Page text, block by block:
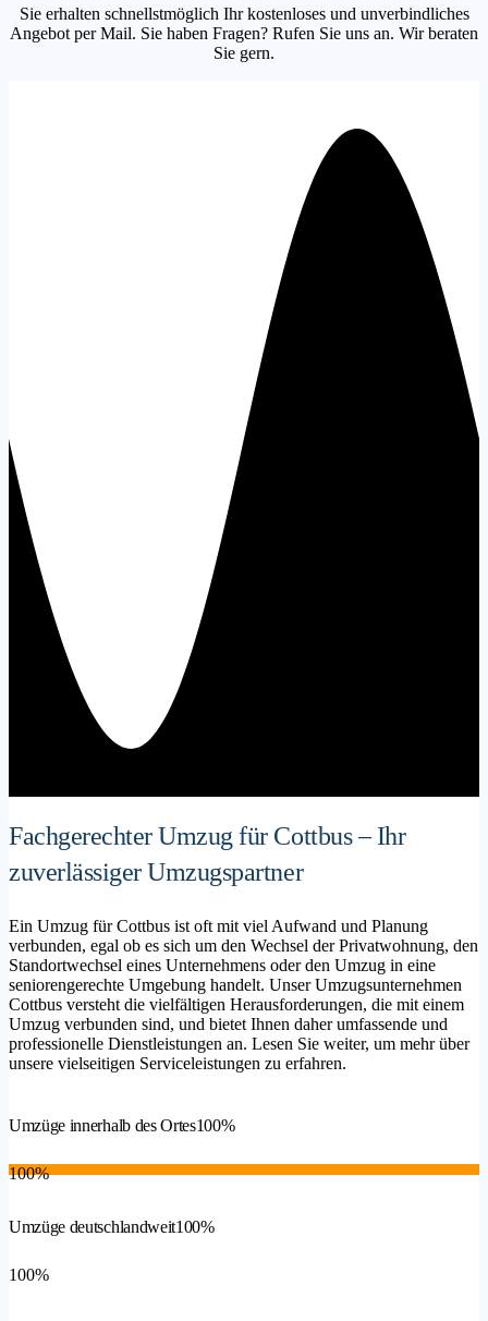
Sie erhalten schnellstmöglich Ihr kostenloses und unverbindliches
Angebot per Mail. Sie haben Fragen? Rufen Sie uns an. Wir beraten
Sie gern.
Fachgerechter Umzug für Cottbus – Ihr
zuverlässiger Umzugspartner
Ein Umzug für Cottbus ist oft mit viel Aufwand und Planung
verbunden, egal ob es sich um den Wechsel der Privatwohnung, den
Standortwechsel eines Unternehmens oder den Umzug in eine
seniorengerechte Umgebung handelt. Unser Umzugsunternehmen
Cottbus versteht die vielfältigen Herausforderungen, die mit einem
Umzug verbunden sind, und bietet Ihnen daher umfassende und
professionelle Dienstleistungen an. Lesen Sie weiter, um mehr über
unsere vielseitigen Serviceleistungen zu erfahren.
Umzüge innerhalb des Ortes100%
100%
Umzüge deutschlandweit100%
100%